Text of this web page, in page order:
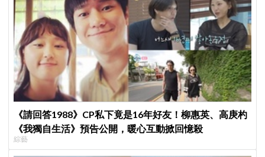
《請回答1988》CP私下竟是16年好友！柳惠英、高庚杓
《我獨自生活》預告公開，暖心互動掀回憶殺
綜藝